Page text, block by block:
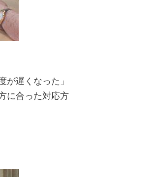
が遅くなった」
に合った対応方